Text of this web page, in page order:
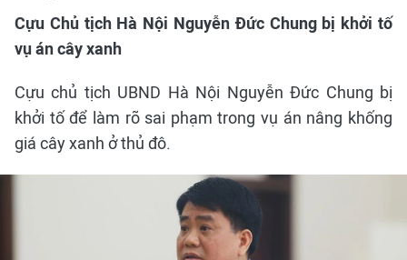
Cựu Chủ tịch Hà Nội Nguyễn Đức Chung bị khởi tố
vụ án cây xanh
Cựu chủ tịch UBND Hà Nội Nguyễn Đức Chung bị
khởi tố để làm rõ sai phạm trong vụ án nâng khống
giá cây xanh ở thủ đô.